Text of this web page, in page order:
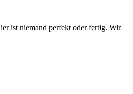
ist niemand perfekt oder fertig. Wir